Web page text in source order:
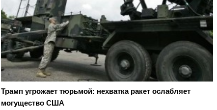
Трамп угрожает тюрьмой: нехватка ракет ослабляет
могущество США